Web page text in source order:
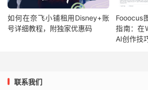
如何在奈飞小铺租用Disney+账
号详细教程，附独家优惠码
Fooocus
指南：在
AI创作技
联系我们